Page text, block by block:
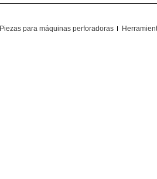
Piezas para máquinas perforadoras